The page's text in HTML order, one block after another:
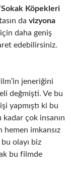
Sokak Köpekleri
da vizyona
daha geniş
edebilirsiniz.
jeneriğini
değmişti. Ve bu
yapmıştı ki bu
çok insanın
hemen imkansız
olayı biz
bu filmde